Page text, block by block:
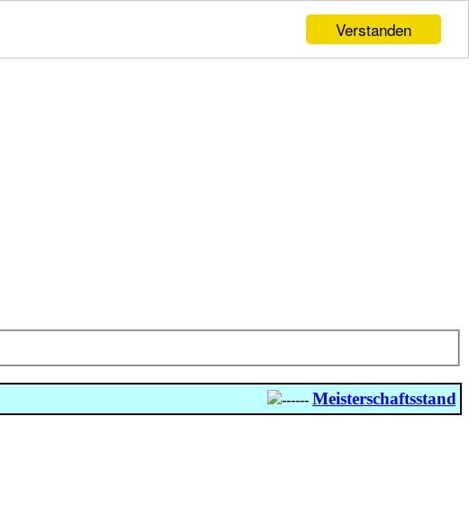
Verstanden
------Meisterschaftsstand